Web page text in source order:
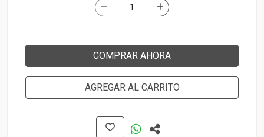
COMPRAR AHORA
AGREGAR AL CARRITO